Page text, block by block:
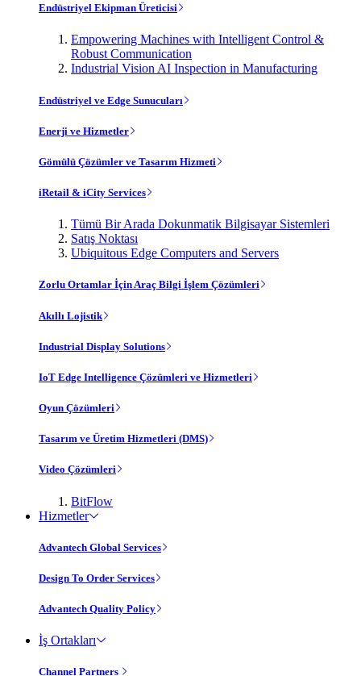
Endüstriyel Ekipman Üreticisi
Empowering Machines with Intelligent Control &
Robust Communication
Industrial Vision AI Inspection in Manufacturing
Endüstriyel ve Edge Sunucuları
Enerji ve Hizmetler
Gömülü Çözümler ve Tasarım Hizmeti
iRetail & iCity Services
Tümü Bir Arada Dokunmatik Bilgisayar Sistemleri
Satış Noktası
Ubiquitous Edge Computers and Servers
Zorlu Ortamlar İçin Araç Bilgi İşlem Çözümleri
Akıllı Lojistik
Industrial Display Solutions
IoT Edge Intelligence Çözümleri ve Hizmetleri
Oyun Çözümleri
Tasarım ve Üretim Hizmetleri (DMS)
Video Çözümleri
BitFlow
Hizmetler
Advantech Global Services
Design To Order Services
Advantech Quality Policy
İş Ortakları
Channel Partners